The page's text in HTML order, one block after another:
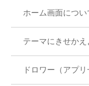
ホーム画面につい
テーマにきせかえ
ドロワー（アプ